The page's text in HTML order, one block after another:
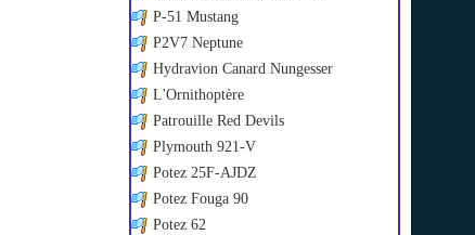
P-51 Mustang
P2V7 Neptune
Hydravion Canard Nungesser
L'Ornithoptère
Patrouille Red Devils
Plymouth 921-V
Potez 25F-AJDZ
Potez Fouga 90
Potez 62